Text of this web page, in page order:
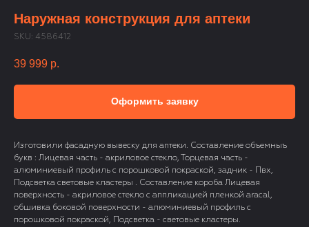
Наружная конструкция для аптеки
SKU: 4586412
39 999 р.
Оформить заявку
Изготовили фасадную вывеску для аптеки. Составление объемныъ
букв : Лицевая часть - акриловое стекло, Торцевая часть -
алюминиевый профиль с порошковой покраской, задник - Пвх,
Подсветка световые кластеры . Составление короба Лицевая
поверхность - акриловое стекло с аппликацией пленкой aracal,
обшивка боковой поверхности - алюминиевый профиль с
порошковой покраской, Подсветка - световые кластеры.